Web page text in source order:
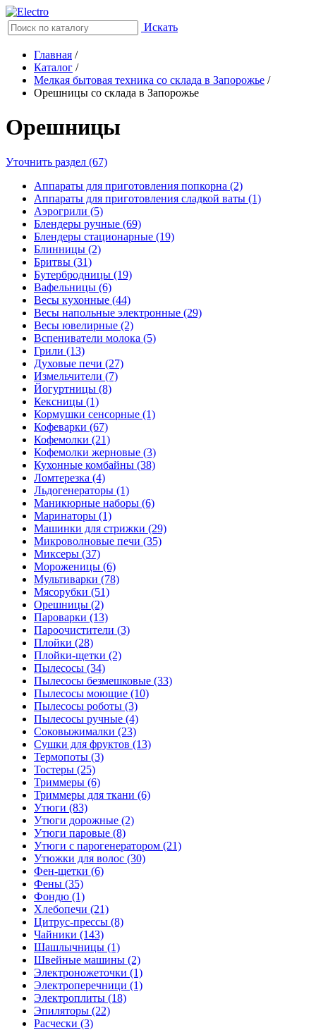
Искать
Главная /
Каталог /
Мелкая бытовая техника со склада в Запорожье /
Орешницы со склада в Запорожье
Орешницы
Уточнить раздел (67)
Аппараты для приготовления попкорна (2)
Аппараты для приготовления сладкой ваты (1)
Аэрогрили (5)
Блендеры ручные (69)
Блендеры стационарные (19)
Блинницы (2)
Бритвы (31)
Бутербродницы (19)
Вафельницы (6)
Весы кухонные (44)
Весы напольные электронные (29)
Весы ювелирные (2)
Вспениватели молока (5)
Грили (13)
Духовые печи (27)
Измельчители (7)
Йогуртницы (8)
Кексницы (1)
Кормушки сенсорные (1)
Кофеварки (67)
Кофемолки (21)
Кофемолки жерновые (3)
Кухонные комбайны (38)
Ломтерезка (4)
Льдогенераторы (1)
Маникюрные наборы (6)
Маринаторы (1)
Машинки для стрижки (29)
Микроволновые печи (35)
Миксеры (37)
Мороженицы (6)
Мультиварки (78)
Мясорубки (51)
Орешницы (2)
Пароварки (13)
Пароочистители (3)
Плойки (28)
Плойки-щетки (2)
Пылесосы (34)
Пылесосы безмешковые (33)
Пылесосы моющие (10)
Пылесосы роботы (3)
Пылесосы ручные (4)
Соковыжималки (23)
Сушки для фруктов (13)
Термопоты (3)
Тостеры (25)
Триммеры (6)
Триммеры для ткани (6)
Утюги (83)
Утюги дорожные (2)
Утюги паровые (8)
Утюги с парогенератором (21)
Утюжки для волос (30)
Фен-щетки (6)
Фены (35)
Фондю (1)
Хлебопечи (21)
Цитрус-прессы (8)
Чайники (143)
Шашлычницы (1)
Швейные машины (2)
Электроножеточки (1)
Электроперечници (1)
Электроплиты (18)
Эпиляторы (22)
Расчески (3)